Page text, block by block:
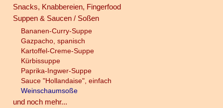
Snacks, Knabbereien, Fingerfood
Suppen & Saucen / Soßen
Bananen-Curry-Suppe
Gazpacho, spanisch
Kartoffel-Creme-Suppe
Kürbissuppe
Paprika-Ingwer-Suppe
Sauce "Hollandaise", einfach
Weinschaumsoße
und noch mehr...